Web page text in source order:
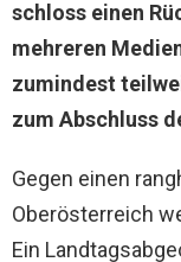
schloss einen
mehreren
zumindest
zum Abschluss
Gegen einen
Oberösterreich
Ein